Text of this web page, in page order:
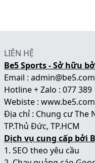
LIÊN HỆ
Be5 Sports - Sở hữu
Email :
Hotline + Zalo : 077 389
Webiste :
Địa chỉ : Chung cư The
TP.Thủ Đức, TP.HCM
Dịch vụ cung cấp bởi
1. SEO theo yêu cầu